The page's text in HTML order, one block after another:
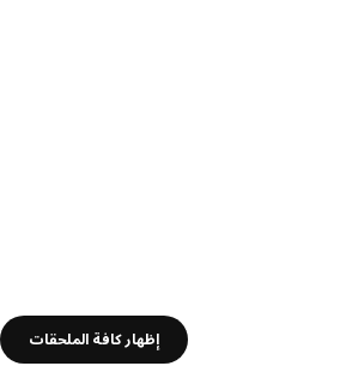
إظهار كافة الملحقات